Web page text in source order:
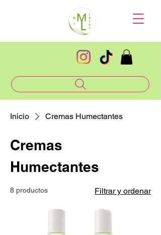
Inicio Cremas Humectantes
Cremas
Humectantes
8 productos Filtrar y ordenar